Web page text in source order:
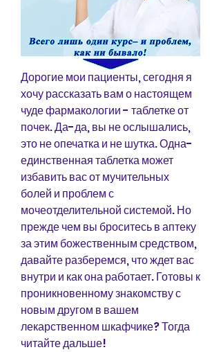
Дорогие мои пациенты, сегодня я
хочу рассказать вам о настоящем
чуде фармакологии - таблетке от
почек. Да-да, вы не ослышались,
это не опечатка и не шутка. Одна-
единственная таблетка может
избавить вас от мучительных
болей и проблем с
мочеотделительной системой. Но
прежде чем вы броситесь в аптеку
за этим божественным средством,
давайте разберемся, что ждет вас
внутри и как она работает. Готовы к
проникновенному знакомству с
новым другом в вашем
лекарственном шкафчике? Тогда
читайте дальше!